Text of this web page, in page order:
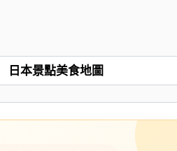
日本景點美食地圖